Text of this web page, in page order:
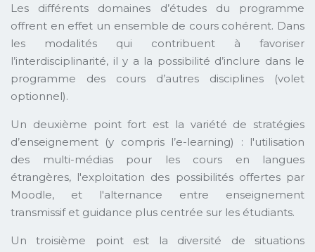
Les différents domaines d’études du programme
offrent en effet un ensemble de cours cohérent. Dans
les modalités qui contribuent à favoriser
l’interdisciplinarité, il y a la possibilité d’inclure dans le
programme des cours d’autres disciplines (volet
optionnel).
Un deuxième point fort est la variété de stratégies
d’enseignement (y compris l’e-learning) : l'utilisation
des multi-médias pour les cours en langues
étrangères, l'exploitation des possibilités offertes par
Moodle, et l'alternance entre enseignement
transmissif et guidance plus centrée sur les étudiants.
Un troisième point est la diversité de situations